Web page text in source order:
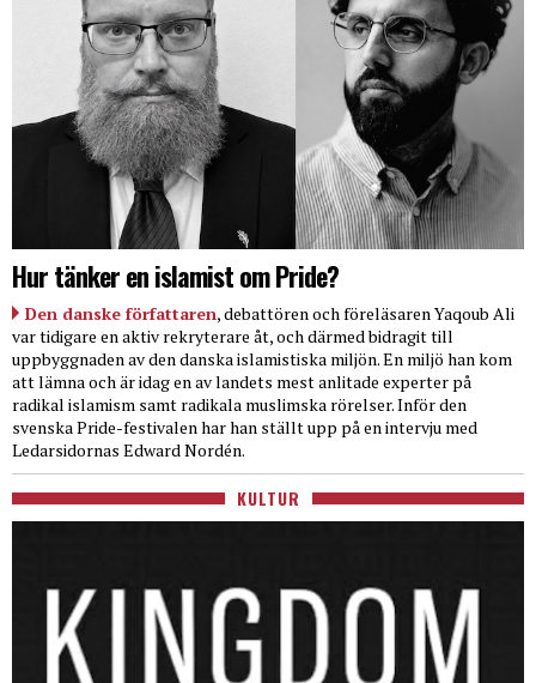
Hur tänker en islamist om Pride?
Den danske författaren, debattören och föreläsaren Yaqoub Ali
var tidigare en aktiv rekryterare åt, och därmed bidragit till
uppbyggnaden av den danska islamistiska miljön. En miljö han kom
att lämna och är idag en av landets mest anlitade experter på
radikal islamism samt radikala muslimska rörelser. Inför den
svenska Pride-festivalen har han ställt upp på en intervju med
Ledarsidornas Edward Nordén.
KULTUR